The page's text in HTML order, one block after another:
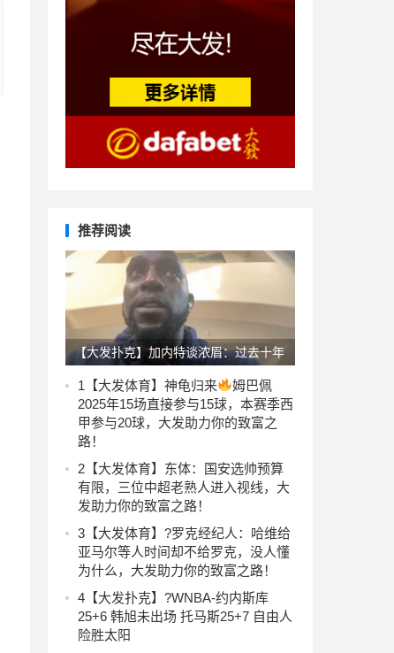
推荐阅读
【大发扑克】加内特谈浓眉：过去十年
训练都是无用功 不该让自己身材走样
1 【大发体育】神龟归来
姆巴佩
2025年15场直接参与15球，本赛季西
甲参与20球，大发助力你的致富之
路！
2 【大发体育】东体：国安选帅预算
有限，三位中超老熟人进入视线，大
发助力你的致富之路！
3 【大发体育】?罗克经纪人：哈维给
亚马尔等人时间却不给罗克，没人懂
为什么，大发助力你的致富之路！
4 【大发扑克】?WNBA-约内斯库
25+6 韩旭未出场 托马斯25+7 自由人
险胜太阳